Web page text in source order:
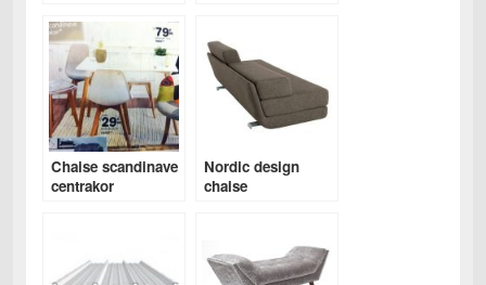
Chaise scandinave
centrakor
Nordic design
chaise